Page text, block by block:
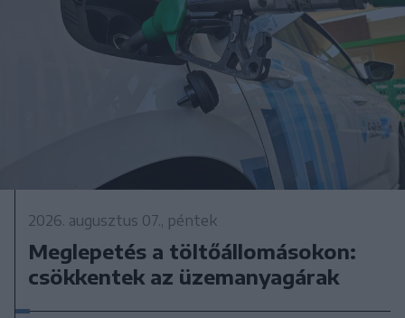
2026. augusztus 07., péntek
Meglepetés a töltőállomásokon:
csökkentek az üzemanyagárak